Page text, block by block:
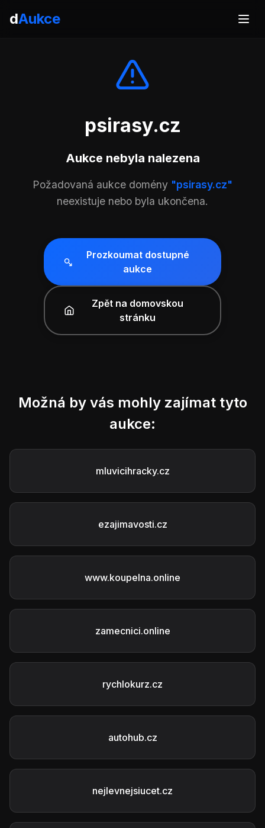
dAukce
psirasy.cz
Aukce nebyla nalezena
Požadovaná aukce domény "psirasy.cz"
neexistuje nebo byla ukončena.
Prozkoumat dostupné
aukce
Zpět na domovskou
stránku
Možná by vás mohly zajímat tyto
aukce:
mluvicihracky.cz
ezajimavosti.cz
www.koupelna.online
zamecnici.online
rychlokurz.cz
autohub.cz
nejlevnejsiucet.cz